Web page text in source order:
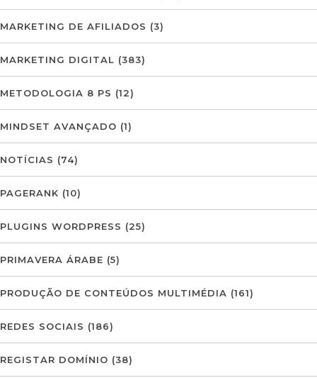
MARKETING DE AFILIADOS (3)
MARKETING DIGITAL (383)
METODOLOGIA 8 PS (12)
MINDSET AVANÇADO (1)
NOTÍCIAS (74)
PAGERANK (10)
PLUGINS WORDPRESS (25)
PRIMAVERA ÁRABE (5)
PRODUÇÃO DE CONTEÚDOS MULTIMÉDIA (161)
REDES SOCIAIS (186)
REGISTAR DOMÍNIO (38)